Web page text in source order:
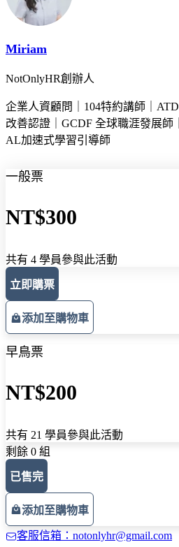
Miriam
NotOnlyHR創辦人
企業人資顧問｜104特約講師｜
改善認證｜GCDF 全球職涯發展師
AL加速式學習引導師
一般票
NT$300
共有 4 學員參與此活動
立即購票
添加至購物車
早鳥票
NT$200
共有 21 學員參與此活動
剩餘 0 組
已售完
添加至購物車
客服信箱：notonlyhr@gmail.com